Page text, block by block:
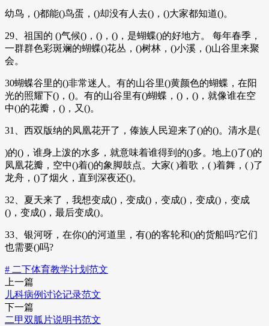
幼鸟，()都能()鸟蛋，()却没有人去()，()大家都知道()。
29、祖国的 ()气候()，()，()，是蝴蝶()的好地方。 每年春季，
一群群色彩斑斓的蝴蝶()花丛，()树林，()小溪，()山谷里来聚
会。
30蝴蝶谷里的()非常迷人。有的山谷里()黄颜色的蝴蝶，在阳
光的照耀下()，()。有的山谷里有()蝴蝶，()，()，就像谁在空
中()的花瓣，()，又()。
31、西双版纳的凤凰花开了，傣族人民迎来了()的()。清水是(
)的()，谁身上泼的水多，就意味着谁得到的()多。地上()了()的
凤凰花瓣，空中()着()的象脚鼓点。大家( )着歌，( )着舞，( )了
龙舟，()了烟火，直到深夜还()。
32、夏天来了，我想变成()，变成()，变成()，变成()，变成
()，变成()，最后变成()。
33、银河呀，在你()的河道里，有()的客轮和()的货船吗?它们
也需要()吗?
# 二下体育教学计划范文
上一篇
儿科病例讨论记录范文
下一篇
二甲双胍片说明书范文